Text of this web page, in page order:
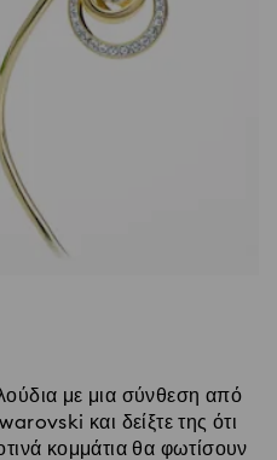
με μια σύνθεση από
και δείξτε της ότι
κομμάτια θα φωτίσουν